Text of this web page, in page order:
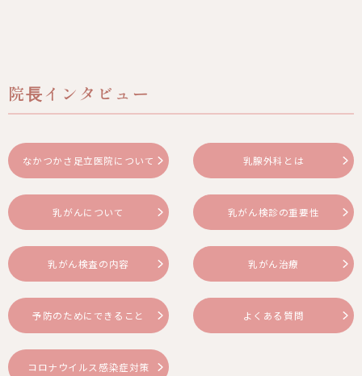
院⻑インタビュー
なかつかさ足立医院について 乳腺外科とは
乳がんについて 乳がん検診の重要性
乳がん検査の内容 乳がん治療
予防のためにできること よくある質問
コロナウイルス感染症対策